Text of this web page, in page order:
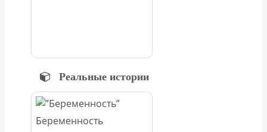
Реальные истории
Беременность